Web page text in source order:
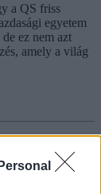
a QS friss
egyetem
ez nem azt
amely a világ
Nem